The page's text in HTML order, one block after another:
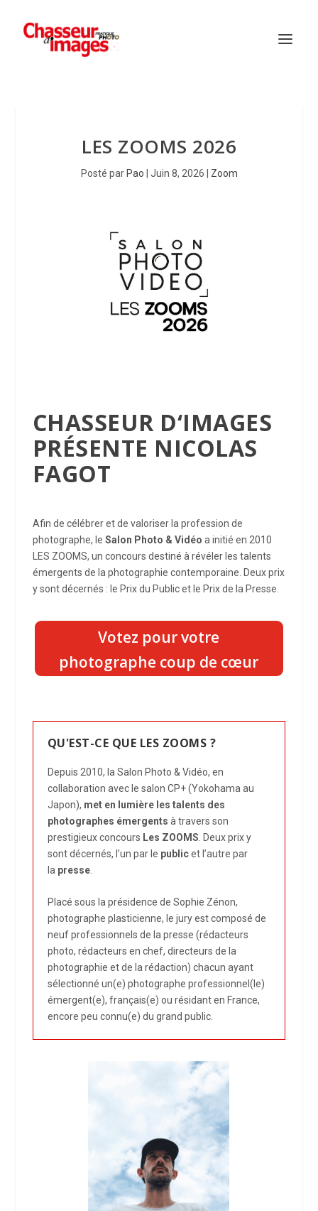
LES ZOOMS 2026
Posté par Pao Juin 8, 2026 Zoom
CHASSEUR D‘IMAGES
PRÉSENTE NICOLAS
FAGOT
Afin de célébrer et de valoriser la profession de
photographe, le Salon Photo & Vidéo a initié en 2010
LES ZOOMS, un concours destiné à révéler les talents
émergents de la photographie contemporaine. Deux prix
y sont décernés : le Prix du Public et le Prix de la Presse.
Votez pour votre
photographe coup de cœur
QU'EST-CE QUE LES ZOOMS ?
Depuis 2010, la Salon Photo & Vidéo, en
collaboration avec le salon CP+ (Yokohama au
Japon), met en lumière les talents des
photographes émergents à travers son
prestigieux concours Les ZOOMS . Deux prix y
sont décernés, l’un par le public et l’autre par
la presse.
Placé sous la présidence de Sophie Zénon,
photographe plasticienne, le jury est composé de
neuf professionnels de la presse (rédacteurs
photo, rédacteurs en chef, directeurs de la
photographie et de la rédaction) chacun ayant
sélectionné un(e) photographe professionnel(le)
émergent(e), français(e) ou résidant en France,
encore peu connu(e) du grand public.